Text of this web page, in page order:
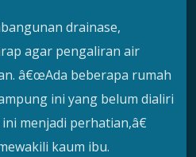
drainase,
agar pengaliran air
â€œAda beberapa rumah
ini yang belum dialiri
menjadi perhatian,â€
kaum ibu.